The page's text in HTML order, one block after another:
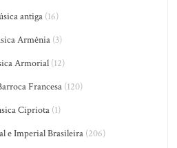
antiga (16)
Armênia(3)
Armorial(12)
Francesa(120)
Cipriota (1)
e Imperial Brasileira(206)